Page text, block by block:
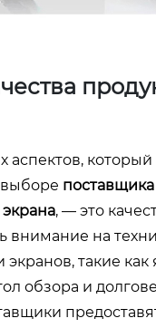
аспектов, который
поставщика
, — это
внимание на
экранов, такие как
обзора и